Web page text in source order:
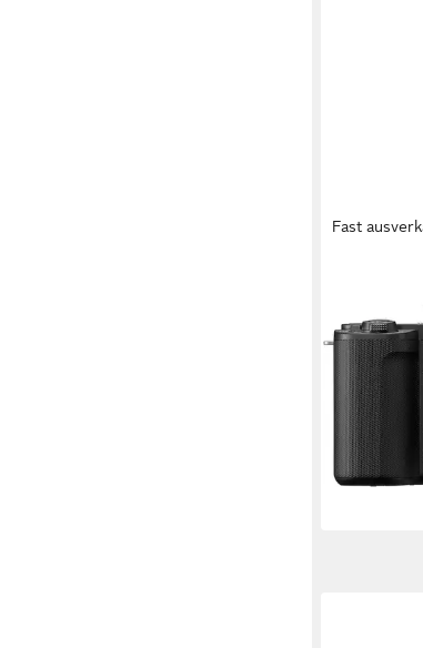
Fast
ZV-
26 MP
4K Ultra HD
16-50 mm
959,99 €
27,87 € mtl.
-20%
lieferbar - in